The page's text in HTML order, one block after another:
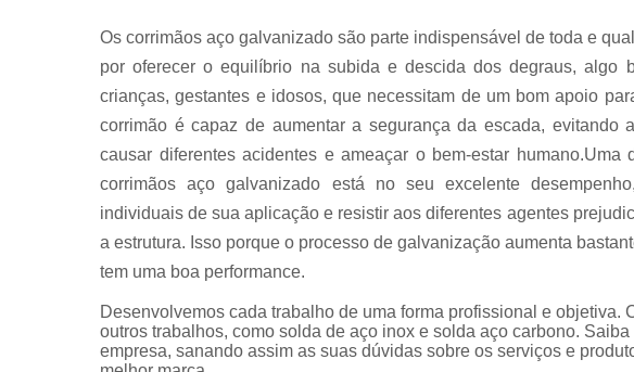
Serviços de
dobra
aço
Soldas em
aço carbono
Os corrimãos aço galvanizado são parte indispensável de toda e
por oferecer o equilíbrio na subida e descida dos degraus, algo
crianças, gestantes e idosos, que necessitam de um bom apoio
corrimão é capaz de aumentar a segurança da escada, evitando
causar diferentes acidentes e ameaçar o bem-estar humano.Uma
corrimãos aço galvanizado está no seu excelente
individuais de sua aplicação e resistir aos diferentes agentes
a estrutura. Isso porque o processo de galvanização aumenta
tem uma boa performance.
Desenvolvemos cada trabalho de uma forma profissional e objetiva.
outros trabalhos, como solda de aço inox e solda aço carbono.
empresa, sanando assim as suas dúvidas sobre os serviços e